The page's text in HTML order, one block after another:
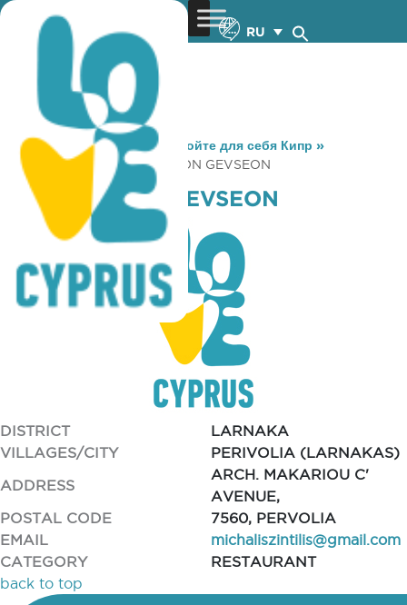
RU
You are here: Home »Откройте для себя Кипр »
Gastronomy
» PERIVOLI TON GEVSEON
PERIVOLI TON GEVSEON
DISTRICT
LARNAKA
VILLAGES/CITY
PERIVOLIA (LARNAKAS)
ADDRESS
ARCH. MAKARIOU C'
AVENUE,
POSTAL CODE
7560, PERVOLIA
EMAIL
michaliszintilis@gmail.com
CATEGORY
RESTAURANT
back to top